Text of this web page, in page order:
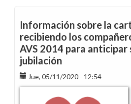
Información sobre la
recibiendo los
AVS 2014 para anticipar
jubilación
Jue, 05/11/2020 - 12:54